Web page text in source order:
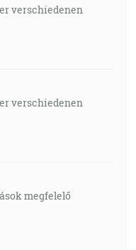
verschiedenen
verschiedenen
megfelelő